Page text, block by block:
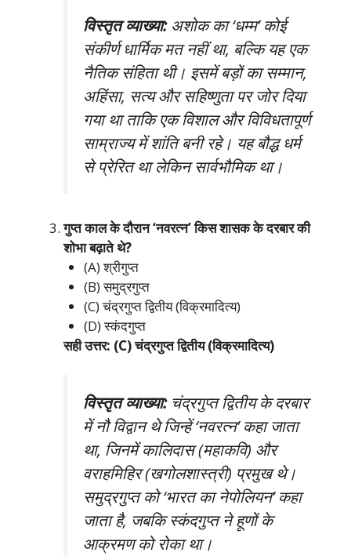
विस्तृत व्याख्या:अशोक का ‘धम्म’ कोई
संकीर्ण धार्मिक मत नहीं था, बल्कि यह एक
नैतिक संहिता थी। इसमें बड़ों का सम्मान,
अहिंसा, सत्य और सहिष्णुता पर जोर दिया
गया था ताकि एक विशाल और विविधतापूर्ण
साम्राज्य में शांति बनी रहे। यह बौद्ध धर्म
से प्रेरित था लेकिन सार्वभौमिक था।
गुप्त काल के दौरान ‘नवरत्न’ किस शासक के दरबार की
शोभा बढ़ाते थे?
(A) श्रीगुप्त
(B) समुद्रगुप्त
(C) चंद्रगुप्त द्वितीय (विक्रमादित्य)
(D) स्कंदगुप्त
सही उत्तर: (C) चंद्रगुप्त द्वितीय (विक्रमादित्य)
विस्तृत व्याख्या:चंद्रगुप्त द्वितीय के दरबार
में नौ विद्वान थे जिन्हें ‘नवरत्न’ कहा जाता
था, जिनमें कालिदास (महाकवि) और
वराहमिहिर (खगोलशास्त्री) प्रमुख थे।
समुद्रगुप्त को ‘भारत का नेपोलियन’ कहा
जाता है, जबकि स्कंदगुप्त ने हूणों के
आक्रमण को रोका था।